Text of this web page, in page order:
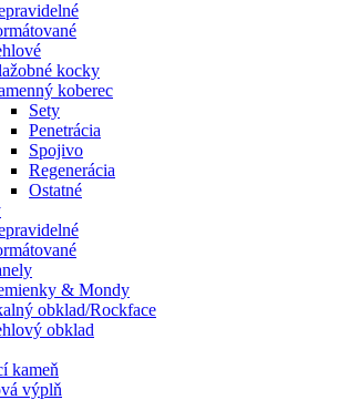
kocky
koberec
Sety
Penetrácia
Spojivo
Regenerácia
Ostatné
& Mondy
obklad/Rockface
obklad
kameň
výplň